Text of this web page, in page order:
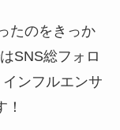
たのをきっか
SNS総フォロ
ンフルエンサ